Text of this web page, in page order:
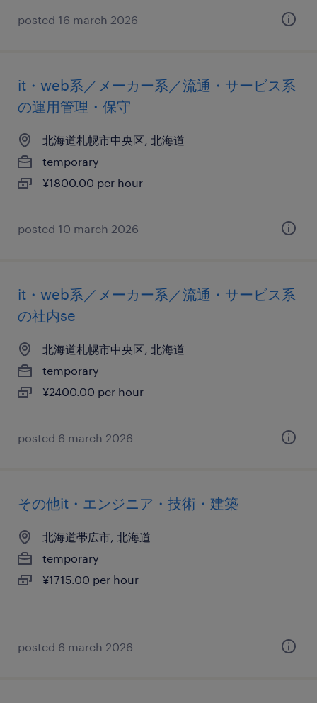
posted 16 march 2026
it・web系／メーカー系／流通・サービス系
の運用管理・保守
北海道札幌市中央区, 北海道
temporary
¥1800.00 per hour
posted 10 march 2026
it・web系／メーカー系／流通・サービス系
の社内se
北海道札幌市中央区, 北海道
temporary
¥2400.00 per hour
posted 6 march 2026
その他it・エンジニア・技術・建築
北海道帯広市, 北海道
temporary
¥1715.00 per hour
posted 6 march 2026